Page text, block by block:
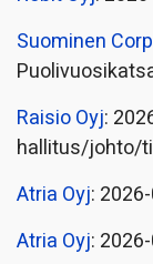
Suominen
Raisio Oyj:
hallitus/johto/
Atria Oyj:
Atria Oyj: